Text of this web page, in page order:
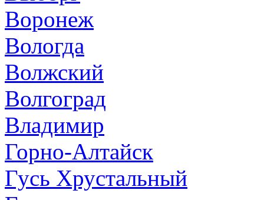
Воронеж
Вологда
Волжский
Волгоград
Владимир
Горно-Алтайск
Гусь Хрустальный